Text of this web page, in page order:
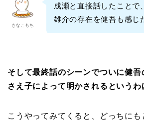
きなこもち
成瀬と直接話したことで
雄介の存在を健吾も感じ
そして最終話のシーンでついに健
さえ子によって明かされるというわ
こうやってみてくると、どっちにも